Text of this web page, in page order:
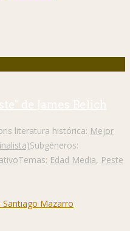
de James Belich
literatura histórica: Mejor
Subgéneros:
Temas: Edad Media, Peste